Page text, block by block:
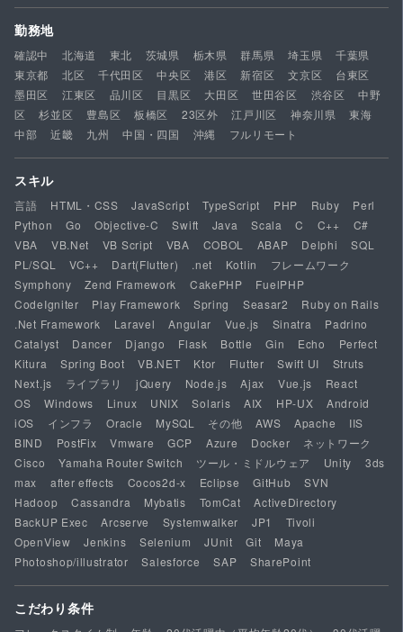
勤務地
確認中 北海道 東北 茨城県 栃木県 群馬県 埼玉県
千葉県
東京都
北区 千代田区 中央区 港区 新宿区 文京区
台東区
墨田区
江東区 品川区 目黒区 大田区 世田谷区 渋谷区
中野
区
杉並区 豊島区 板橋区 23区外 江戸川区 神奈川県
東海
中部
近畿 九州 中国・四国 沖縄 フルリモート
スキル
言語 HTML・CSS JavaScript TypeScript PHP Ruby
Perl
Python
Go Objective-C Swift Java Scala C C++
C#
VBA
VB.Net VB Script VBA COBOL ABAP Delphi
SQL
PL/SQL
VC++ Dart(Flutter) .net Kotlin
フレームワーク
Symphony
Zend Framework CakePHP
FuelPHP
CodeIgniter
Play Framework Spring Seasar2
Ruby on Rails
.Net Framework
Laravel Angular Vue.js Sinatra
Padrino
Catalyst
Dancer Django Flask Bottle Gin Echo
Perfect
Kitura
Spring Boot VB.NET Ktor Flutter Swift UI
Struts
Next.js
ライブラリ jQuery Node.js Ajax Vue.js
React
OS
Windows Linux UNIX Solaris AIX HP-UX
Android
iOS
インフラ Oracle MySQL その他 AWS Apache
IIS
BIND
PostFix Vmware GCP Azure Docker
ネットワーク
Cisco
Yamaha Router Switch ツール・ミドルウェア Unity
3ds
max
after effects Cocos2d-x Eclipse GitHub
SVN
Hadoop
Cassandra Mybatis TomCat
ActiveDirectory
BackUP Exec
Arcserve Systemwalker JP1
Tivoli
OpenView
Jenkins Selenium JUnit Git
Maya
Photoshop/illustrator
Salesforce SAP SharePoint
こだわり条件